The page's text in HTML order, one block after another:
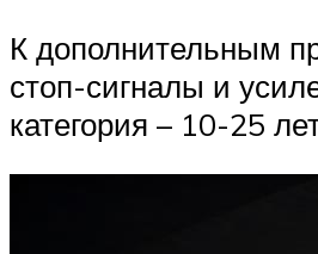
К дополнительным
стоп-сигналы и
категория – 10-25